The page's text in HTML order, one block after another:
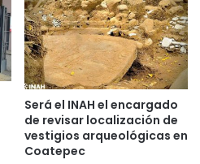
Será el INAH el encargado
de revisar localización de
vestigios arqueológicas en
Coatepec